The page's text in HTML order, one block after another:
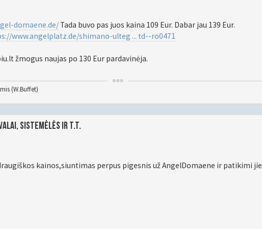
domaene.de/ Tada buvo pas juos kaina 109 Eur. Dabar jau 139 Eur.
www.angelplatz.de/shimano-ulteg ... td--ro0471
žmogus naujas po 130 Eur pardavinėja.
(W.Buffet)
sistemėlės ir t.t.
kainos,siuntimas perpus pigesnis už AngelDomaene ir patikimi jie